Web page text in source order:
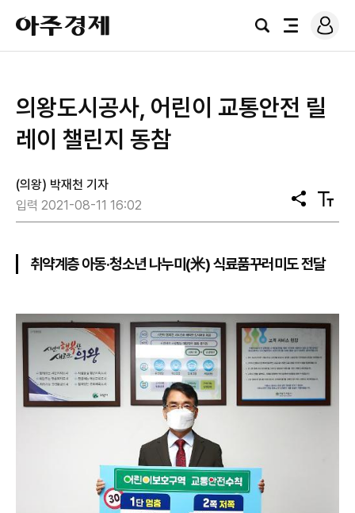
아
주
경
검
전
로
그
의왕도시공사, 어린이 교통안전 릴
레이 챌린지 동참
(의왕) 박재천 기자
입력 2021-08-11 16:02
공
유
텍
스
기
취약계층 아동·청소년 나누미(米) 식료품꾸러미도 전달